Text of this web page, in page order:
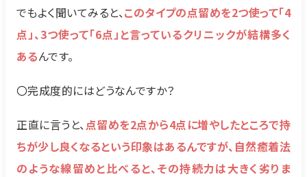
でもよく聞いてみると、このタイプの点留めを2つ使って「4
点」、3つ使って「6点」と言っているクリニックが結構多く
あるんです。
〇完成度的にはどうなんですか？
正直に言うと、点留めを2点から4点に増やしたところで持
ちが少し良くなるという印象はあるんですが、自然癒着法
のような線留めと比べると、その持続力は大きく劣りま